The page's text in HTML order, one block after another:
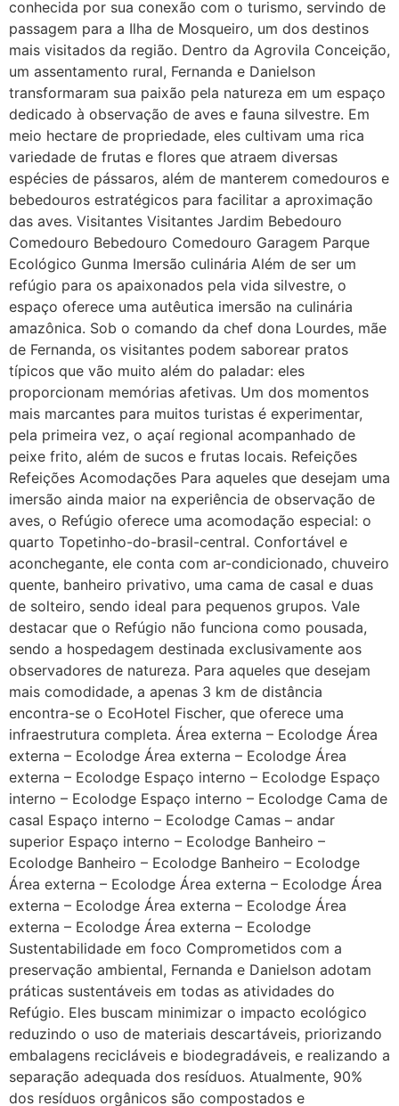
conhecida por sua conexão com o turismo, servindo de
passagem para a Ilha de Mosqueiro, um dos destinos
mais visitados da região. Dentro da Agrovila Conceição,
um assentamento rural, Fernanda e Danielson
transformaram sua paixão pela natureza em um espaço
dedicado à observação de aves e fauna silvestre. Em
meio hectare de propriedade, eles cultivam uma rica
variedade de frutas e flores que atraem diversas
espécies de pássaros, além de manterem comedouros e
bebedouros estratégicos para facilitar a aproximação
das aves. Visitantes Visitantes Jardim Bebedouro
Comedouro Bebedouro Comedouro Garagem Parque
Ecológico Gunma Imersão culinária Além de ser um
refúgio para os apaixonados pela vida silvestre, o
espaço oferece uma autêutica imersão na culinária
amazônica. Sob o comando da chef dona Lourdes, mãe
de Fernanda, os visitantes podem saborear pratos
típicos que vão muito além do paladar: eles
proporcionam memórias afetivas. Um dos momentos
mais marcantes para muitos turistas é experimentar,
pela primeira vez, o açaí regional acompanhado de
peixe frito, além de sucos e frutas locais. Refeições
Refeições Acomodações Para aqueles que desejam uma
imersão ainda maior na experiência de observação de
aves, o Refúgio oferece uma acomodação especial: o
quarto Topetinho-do-brasil-central. Confortável e
aconchegante, ele conta com ar-condicionado, chuveiro
quente, banheiro privativo, uma cama de casal e duas
de solteiro, sendo ideal para pequenos grupos. Vale
destacar que o Refúgio não funciona como pousada,
sendo a hospedagem destinada exclusivamente aos
observadores de natureza. Para aqueles que desejam
mais comodidade, a apenas 3 km de distância
encontra-se o EcoHotel Fischer, que oferece uma
infraestrutura completa. Área externa – Ecolodge Área
externa – Ecolodge Área externa – Ecolodge Área
externa – Ecolodge Espaço interno – Ecolodge Espaço
interno – Ecolodge Espaço interno – Ecolodge Cama de
casal Espaço interno – Ecolodge Camas – andar
superior Espaço interno – Ecolodge Banheiro –
Ecolodge Banheiro – Ecolodge Banheiro – Ecolodge
Área externa – Ecolodge Área externa – Ecolodge Área
externa – Ecolodge Área externa – Ecolodge Área
externa – Ecolodge Área externa – Ecolodge
Sustentabilidade em foco Comprometidos com a
preservação ambiental, Fernanda e Danielson adotam
práticas sustentáveis em todas as atividades do
Refúgio. Eles buscam minimizar o impacto ecológico
reduzindo o uso de materiais descartáveis, priorizando
embalagens recicláveis e biodegradáveis, e realizando a
separação adequada dos resíduos. Atualmente, 90%
dos resíduos orgânicos são compostados e